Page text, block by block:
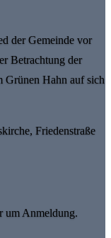
der Gemeinde vor
Betrachtung der
Grünen Hahn auf sich
Friedenstraße
um Anmeldung.